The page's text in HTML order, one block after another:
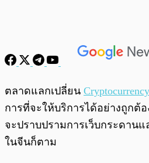
พร้อมเล่น
ตลาดแลกเปลี่ยน Cryptocurrency
การที่จะให้บริการได้อย่างถูกต้
จะปราบปรามการเว็บกระดานแ
ในจีนก็ตาม